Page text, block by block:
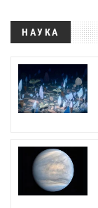
НАУКА